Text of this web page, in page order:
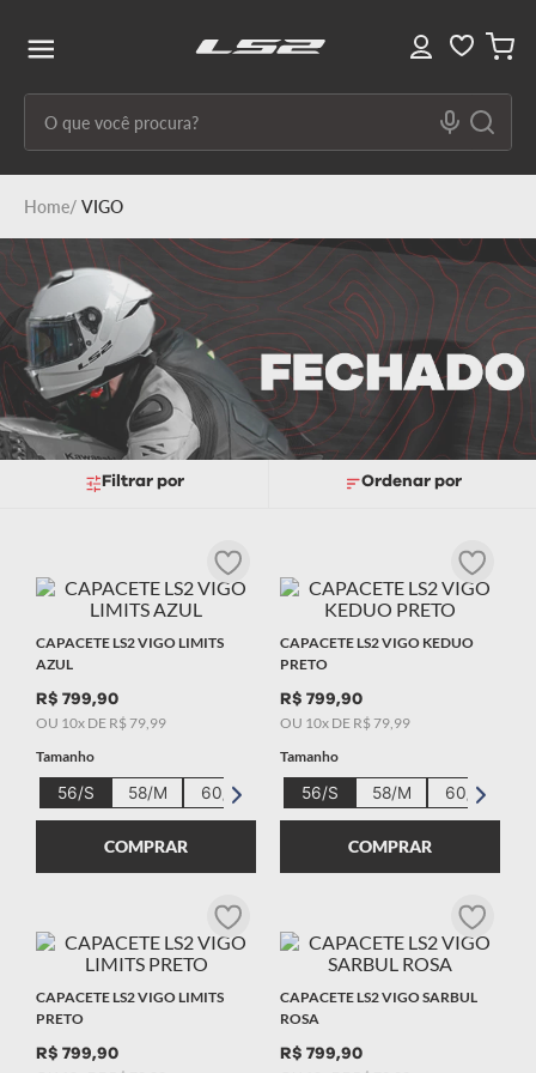
O que você procura?
VIGO
Filtrar Ordenar por
CAPACETE LS2 VIGO LIMITS
AZUL
R$ 799,90
OU 10x DE R$79,99
Tamanho
56/S 58/M 60/L 62/XL
COMPRAR
CAPACETE LS2 VIGO KEDUO
PRETO
R$ 799,90
OU 10x DE R$79,99
Tamanho
56/S 58/M 60/L
COMPRAR
CAPACETE LS2 VIGO LIMITS
PRETO
R$ 799,90
CAPACETE LS2 VIGO SARBUL
ROSA
R$ 799,90
1º capacete ls2
2º capacetes
3º draze
4º capacete
5º capacete feminino
stream ii
ff358
capacete masculino